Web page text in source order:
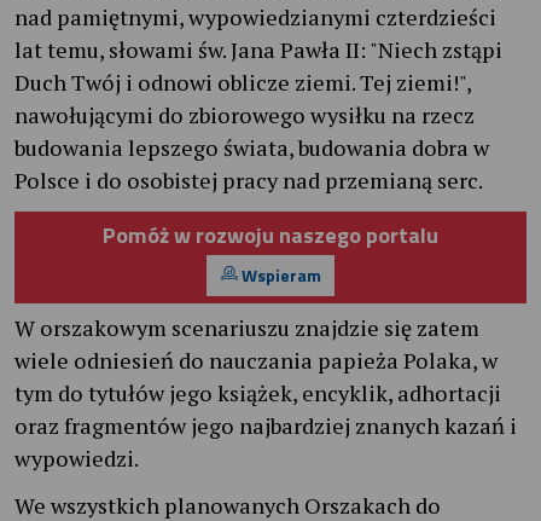
nad pamiętnymi, wypowiedzianymi czterdzieści
lat temu, słowami św. Jana Pawła II: "Niech zstąpi
Duch Twój i odnowi oblicze ziemi. Tej ziemi!",
nawołującymi do zbiorowego wysiłku na rzecz
budowania lepszego świata, budowania dobra w
Polsce i do osobistej pracy nad przemianą serc.
Pomóż w rozwoju naszego portalu
Wspieram
W orszakowym scenariuszu znajdzie się zatem
wiele odniesień do nauczania papieża Polaka, w
tym do tytułów jego książek, encyklik, adhortacji
oraz fragmentów jego najbardziej znanych kazań i
wypowiedzi.
We wszystkich planowanych Orszakach do